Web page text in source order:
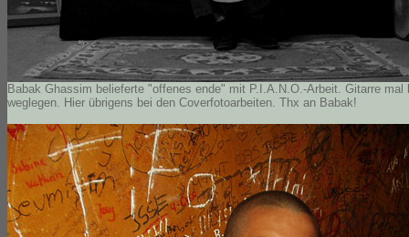
Babak Ghassim belieferte "offenes ende" mit P.I.A.N.O.-Arbeit. Gitarre mal
weglegen. Hier übrigens bei den Coverfotoarbeiten. Thx an Babak!